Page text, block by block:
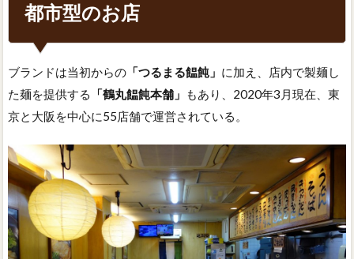
都市型のお店
ブランドは当初からの 「つるまる饂飩」 に加え、店内で製麺し
た麺を提供する
「鶴丸饂飩本舗」 もあり、2020年3月現在、東
京と大阪を中心に55店舗で運営されている。